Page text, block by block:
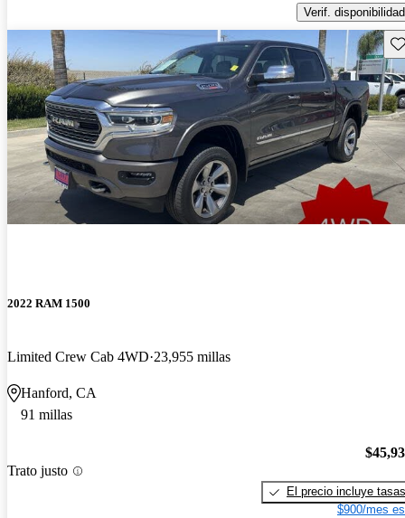
Verif. disponibilidad
2022 RAM 1500
Limited Crew Cab 4WD 23,955 millas
Hanford, CA
91 millas
Trato justo
El precio incluye tasas
$900/mes